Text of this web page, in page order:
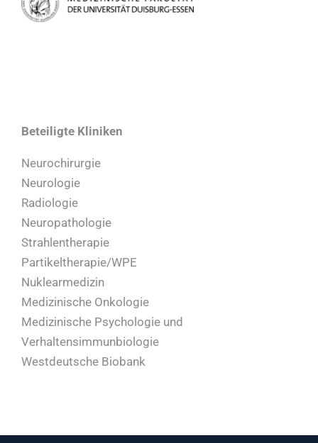
Beteiligte Kliniken
Neurochirurgie
Neurologie
Radiologie
Neuropathologie
Strahlentherapie
Partikeltherapie/WPE
Nuklearmedizin
Medizinische Onkologie
Medizinische Psychologie und
Verhaltensimmunbiologie
Westdeutsche Biobank